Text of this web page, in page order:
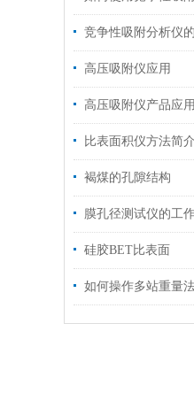
高压吸附仪应用
高压吸附仪产品应用
比表面积仪方法简
褐煤的孔隙结构
膜孔径测试仪的工
硅胶BET比表面